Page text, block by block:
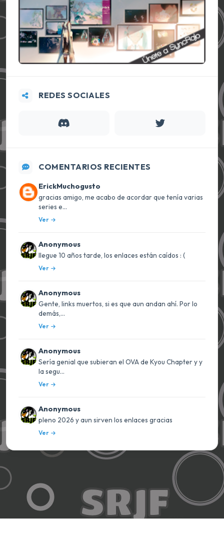
REDES SOCIALES
COMENTARIOS RECIENTES
ErickMuchogusto
gracias amigo, me acabo de acordar que tenía varias
series e...
Ver
Anonymous
llegue 10 años tarde, los enlaces están caídos : (
Ver
Anonymous
Gente, links muertos, si es que aun andan ahí. Por lo
demás,...
Ver
Anonymous
Sería genial que subieran el OVA de Kyou Chapter y y
la segu...
Ver
Anonymous
pleno 2026 y aun sirven los enlaces gracias
Ver